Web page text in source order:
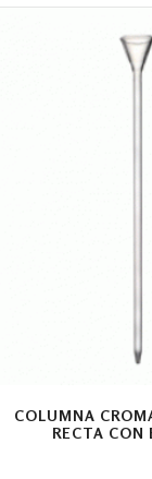
COLUMNA
RECTA CON